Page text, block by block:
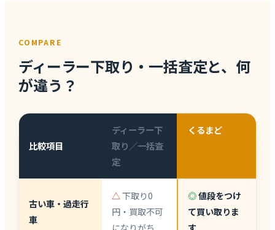
COMPARE
ディーラー下取り・一括査定と、何
が違う？
比較項目
ディーラー下
取り／一括査
定
くるまど
古い車・過走行
車
△ 下取り0
円・買取不可
になりがち
◎値段をつけ
て買い取りま
す